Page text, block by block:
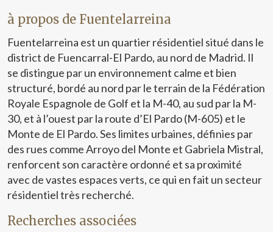
minutes en voiture. De plus, il se trouve à proximité
immédiate de supermarchés, écoles, transports publics
et de tous les services nécessaires au quotidien, avec
d'excellentes connexions vers la Plaza España et le
centre-ville. Le logement est équipé de deux unités de
climatisation, dispose du gaz de ville et bénéficie d'un
accès à une terrasse commune sur le toit. Il comprend
également un pratique local de stockage commun situé
au rez-de-chaussée de l'immeuble. La copropriété est
calme et familiale, composée de seulement six voisins,
une caractéristique de plus en plus recherchée par ceux
qui privilégient la qualité de vie et de faibles charges de
copropriété. Il s'agit d'un deuxième étage sans ascenseur.
Une excellente opportunité d'acquérir un logement
lumineux, confortable et bénéficiant d'un emplacement
privilégié à Palma, idéal aussi bien comme résidence
principale que comme investissement à fort potentiel.
Vous imaginez vivre ici ?
à propos de Fuentelarreina
Fuentelarreina est un quartier résidentiel situé dans le
district de Fuencarral-El Pardo, au nord de Madrid. Il
se distingue par un environnement calme et bien
structuré, bordé au nord par le terrain de la Fédération
Royale Espagnole de Golf et la M-40, au sud par la M-
30, et à l’ouest par la route d’El Pardo (M-605) et le
Monte de El Pardo. Ses limites urbaines, définies par
des rues comme Arroyo del Monte et Gabriela Mistral,
renforcent son caractère ordonné et sa proximité
avec de vastes espaces verts, ce qui en fait un secteur
résidentiel très recherché.
Recherches associées